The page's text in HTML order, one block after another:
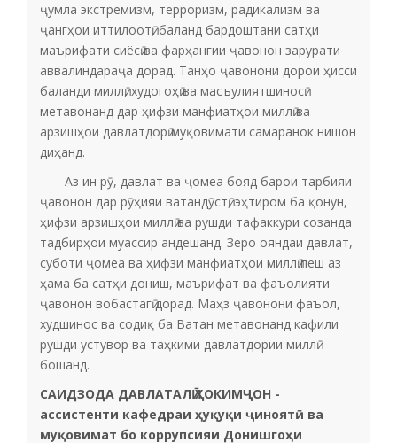
ҷумла экстремизм, терроризм, радикализм ва
ҷангҳои иттилоотӣ, баланд бардоштани сатҳи
маърифати сиёсӣ ва фарҳангии ҷавонон зарурати
аввалиндараҷа дорад. Танҳо ҷавонони дорои ҳисси
баланди миллӣ, худогоҳӣ ва масъулиятшиносӣ
метавонанд дар ҳифзи манфиатҳои миллӣ ва
арзишҳои давлатдорӣ муқовимати самаранок нишон
диҳанд.
Аз ин рӯ, давлат ва ҷомеа бояд барои тарбияи
ҷавонон дар рӯҳияи ватандӯстӣ, эҳтиром ба қонун,
ҳифзи арзишҳои миллӣ ва рушди тафаккури созанда
тадбирҳои муассир андешанд. Зеро ояндаи давлат,
суботи ҷомеа ва ҳифзи манфиатҳои миллӣ пеш аз
ҳама ба сатҳи дониш, маърифат ва фаъолияти
ҷавонон вобастагӣ дорад. Маҳз ҷавонони фаъол,
худшинос ва содиқ ба Ватан метавонанд кафили
рушди устувор ва таҳкими давлатдории миллӣ
бошанд.
САИДЗОДА ДАВЛАТАЛӢ ҲОКИМҶОН -
ассистенти кафедраи ҳуқуқи ҷиноятӣ ва
муқовимат бо коррупсияи Донишгоҳи